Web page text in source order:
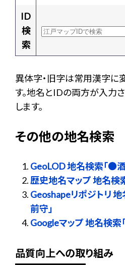
ID
検
索
異体字・旧字は常用漢字に
す。地名とIDの両方が入力
します。
その他の地名検索
GeoLOD 地名検索「●
歴史地名マップ 地名検
Geoshapeリポジトリ
前守」
Googleマップ 地名検索
品質向上への取り組み